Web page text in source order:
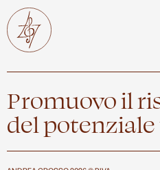
Promuovo il
del